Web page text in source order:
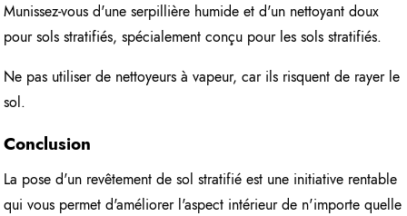
Munissez-vous d'une serpillière humide et d'un nettoyant doux
pour sols stratifiés, spécialement conçu pour les sols stratifiés.
Ne pas utiliser de nettoyeurs à vapeur, car ils risquent de rayer le
sol.
Conclusion
La pose d'un revêtement de sol stratifié est une initiative rentable
qui vous permet d'améliorer l'aspect intérieur de n'importe quelle